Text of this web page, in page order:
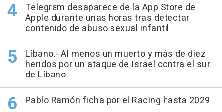
Telegram desaparece de la App Store de
Apple durante unas horas tras detectar
contenido de abuso sexual infantil
Líbano.- Al menos un muerto y más de diez
heridos por un ataque de Israel contra el sur
de Líbano
Pablo Ramón ficha por el Racing hasta 2029